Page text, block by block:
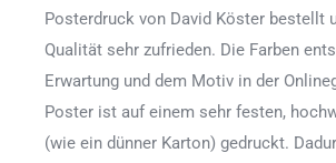
Posterdruck von David Köster bestellt
Qualität sehr zufrieden. Die Farben
Erwartung und dem Motiv in der
Poster ist auf einem sehr festen,
(wie ein dünner Karton) gedruckt.